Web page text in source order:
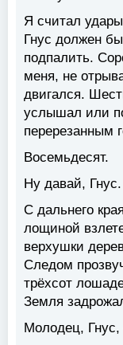
Я считал
Гнус должен
подпалить.
меня, не
двигался.
услышал или
перерезанным
Восемьдесят.
Ну давай,
С дальнего
лощиной
верхушки
Следом
трёхсот
Земля
Молодец, Гнус,